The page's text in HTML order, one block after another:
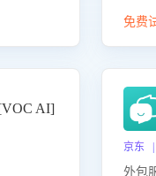
免费
AI]
京东
外包